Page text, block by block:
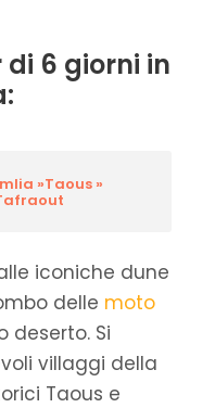
6 giorni in
»Taous »
iconiche dune
delle moto
deserto. Si
villaggi della
Taous e